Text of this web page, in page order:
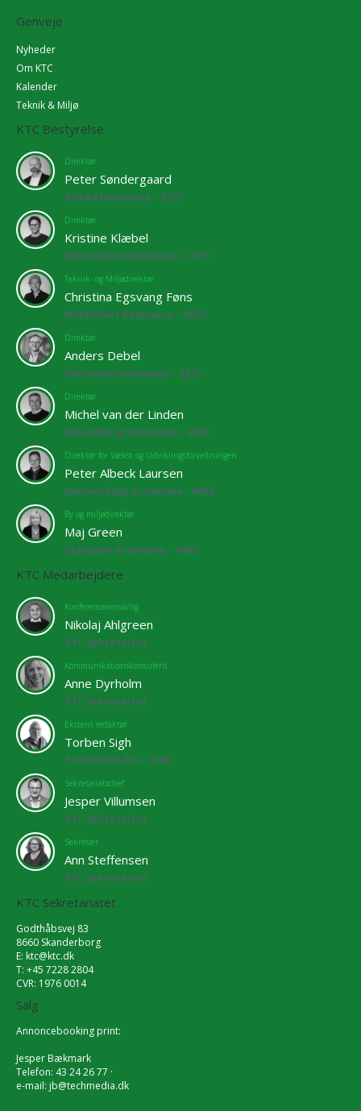
Genveje
Nyheder
Om KTC
Kalender
Teknik & Miljø
KTC Bestyrelse
Direktør
Peter Søndergaard
Solrød Kommune - 5272
Direktør
Kristine Klæbel
Albertslund Kommune - 2673
Teknik- og Miljødirektør
Christina Egsvang Føns
Middelfart Kommune - 4525
Direktør
Anders Debel
Holstebro Kommune - 3872
Direktør
Michel van der Linden
Kalundborg Kommune - 4108
Direktør for Vækst og Udviklingsforvaltningen
Peter Albeck Laursen
Jammerbugt Kommune - 4068
By og miljødirektør
Maj Green
Gladsaxe Kommune - 3460
KTC Medarbejdere
Konferenceansvarlig
Nikolaj Ahlgreen
KTC Sekretariat
Kommunikationskonsulent
Anne Dyrholm
KTC Sekretariat
Ekstern redaktør
Torben Sigh
TechMedia A/S - 6769
Sekretariatschef
Jesper Villumsen
KTC Sekretariat
Sekretær
Ann Steffensen
KTC Sekretariat
KTC Sekretariatet
Godthåbsvej 83
8660 Skanderborg
E: ktc@ktc.dk
T: +45 7228 2804
CVR: 1976 0014
Salg
Annoncebooking print:
Jesper Bækmark
Telefon: 43 24 26 77 ·
e-mail: jb@techmedia.dk